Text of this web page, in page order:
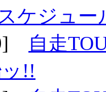
ケジュー
自走
!!